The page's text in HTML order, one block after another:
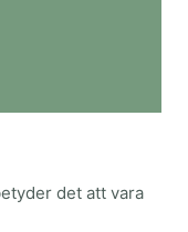
det att vara